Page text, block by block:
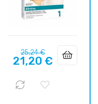
Prix
habituel
25,24 €Prix
21,20 €